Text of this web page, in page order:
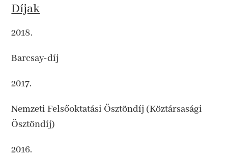
Díjak
2018.
Barcsay-díj
2017.
Nemzeti Felsőoktatási Ösztöndíj (Köztársasági
Ösztöndíj)
2016.